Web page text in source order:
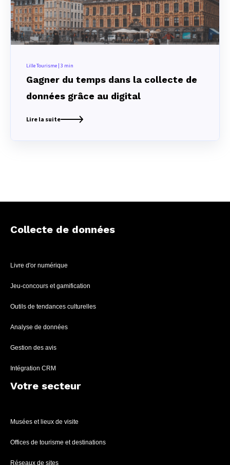
Lille Tourisme | 3 min
Gagner du temps dans la collecte de
données grâce au digital
Lire la suite
Collecte de données
Livre d'or numérique
Jeu-concours et gamification
Outils de tendances culturelles
Analyse de données
Gestion des avis
Intégration CRM
Votre secteur
Musées et lieux de visite
Offices de tourisme et destinations
Réseaux de sites